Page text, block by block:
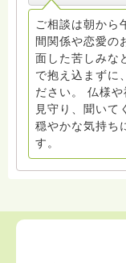
ご相談は朝から
間関係や恋愛の
面した苦しみな
で抱え込まずに
ださい。 仏様
見守り、聞いて
穏やかな気持ち
す。